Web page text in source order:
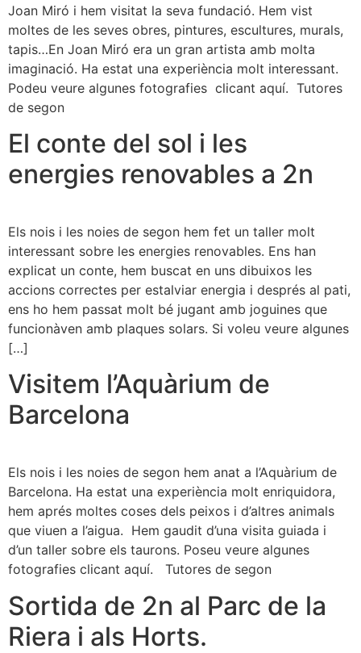
Joan Miró i hem visitat la seva fundació. Hem vist
moltes de les seves obres, pintures, escultures, murals,
tapis…En Joan Miró era un gran artista amb molta
imaginació. Ha estat una experiència molt interessant.
Podeu veure algunes fotografies clicant aquí. Tutores
de segon
El conte del sol i les
energies renovables a 2n
Els nois i les noies de segon hem fet un taller molt
interessant sobre les energies renovables. Ens han
explicat un conte, hem buscat en uns dibuixos les
accions correctes per estalviar energia i després al pati,
ens ho hem passat molt bé jugant amb joguines que
funcionàven amb plaques solars. Si voleu veure algunes
[…]
Visitem l’Aquàrium de
Barcelona
Els nois i les noies de segon hem anat a l’Aquàrium de
Barcelona. Ha estat una experiència molt enriquidora,
hem aprés moltes coses dels peixos i d’altres animals
que viuen a l’aigua. Hem gaudit d’una visita guiada i
d’un taller sobre els taurons. Poseu veure algunes
fotografies clicant aquí. Tutores de segon
Sortida de 2n al Parc de la
Riera i als Horts.